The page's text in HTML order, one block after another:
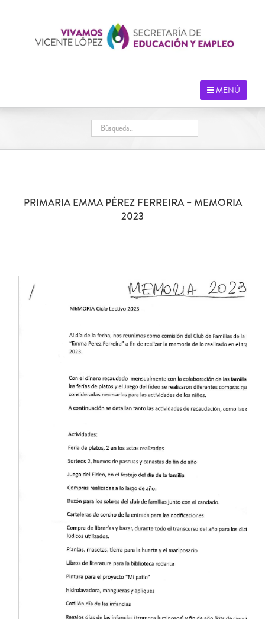
MENÚ
PRIMARIA EMMA PÉREZ FERREIRA – MEMORIA
2023